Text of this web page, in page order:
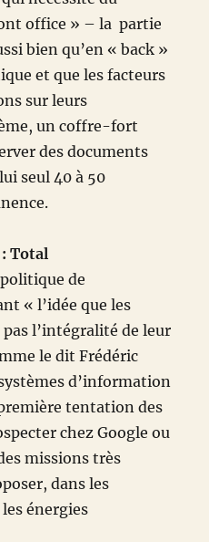
office » – la partie
bien qu’en « back »
et que les facteurs
sur leurs
un coffre-fort
des documents
seul 40 à 50
Total
de
« l’idée que les
l’intégralité de leur
le dit Frédéric
d’information
tentation des
chez Google ou
missions très
dans les
énergies